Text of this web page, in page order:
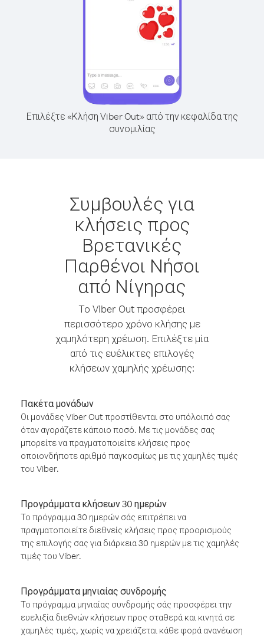
Επιλέξτε «Κλήση Viber Out» από την κεφαλίδα της
συνομιλίας
Συμβουλές για
κλήσεις προς
Βρετανικές
Παρθένοι Νήσοι
από Νίγηρας
Το Viber Out προσφέρει
περισσότερο χρόνο κλήσης με
χαμηλότερη χρέωση. Επιλέξτε μία
από τις ευέλικτες επιλογές
κλήσεων χαμηλής χρέωσης:
Πακέτα μονάδων
Οι μονάδες Viber Out προστίθενται στο υπόλοιπό σας
όταν αγοράζετε κάποιο ποσό. Με τις μονάδες σας
μπορείτε να πραγματοποιείτε κλήσεις προς
οποιονδήποτε αριθμό παγκοσμίως με τις χαμηλές τιμές
του Viber.
Προγράμματα κλήσεων 30 ημερών
Το πρόγραμμα 30 ημερών σάς επιτρέπει να
πραγματοποιείτε διεθνείς κλήσεις προς προορισμούς
της επιλογής σας για διάρκεια 30 ημερών με τις χαμηλές
τιμές του Viber.
Προγράμματα μηνιαίας συνδρομής
Το πρόγραμμα μηνιαίας συνδρομής σάς προσφέρει την
ευελιξία διεθνών κλήσεων προς σταθερά και κινητά σε
χαμηλές τιμές, χωρίς να χρειάζεται κάθε φορά ανανέωση